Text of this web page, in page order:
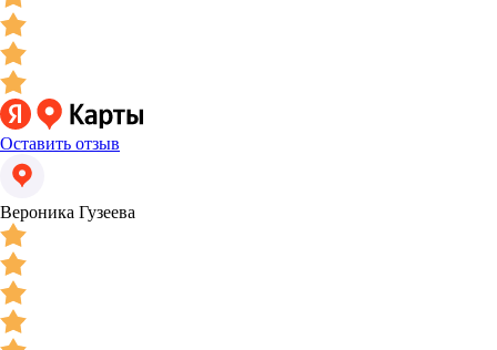
Оставить отзыв
Вероника Гузеева